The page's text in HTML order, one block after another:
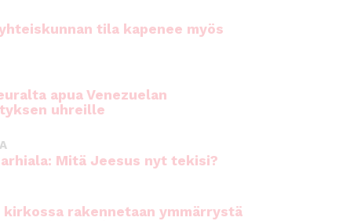
tila kapenee myös
apua Venezuelan
uhreille
Mitä Jeesus nyt tekisi?
kirkossa rakennetaan ymmärrystä